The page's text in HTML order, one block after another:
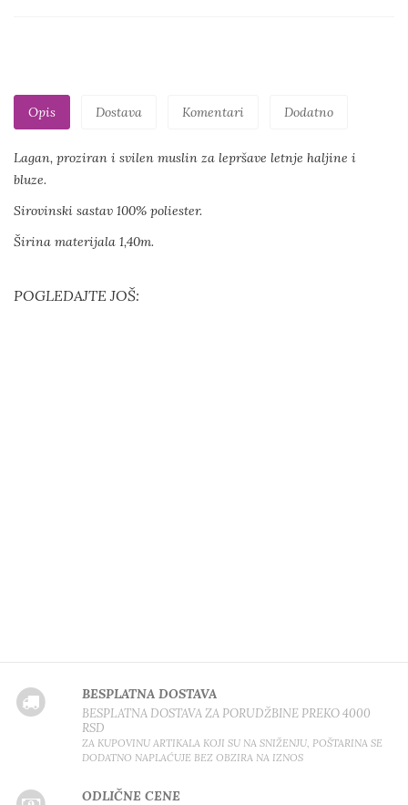
Opis Dostava Komentari Dodatno
Lagan, proziran i svilen muslin za lepršave letnje haljine i
bluze.
Sirovinski sastav 100% poliester.
Širina materijala 1,40m.
POGLEDAJTE JOŠ:
BESPLATNA DOSTAVA
BESPLATNA DOSTAVA ZA PORUDŽBINE PREKO 4000
RSD
ZA KUPOVINU ARTIKALA KOJI SU NA SNIŽENJU, POŠTARINA SE
DODATNO NAPLAĆUJE BEZ OBZIRA NA IZNOS
ODLIČNE CENE